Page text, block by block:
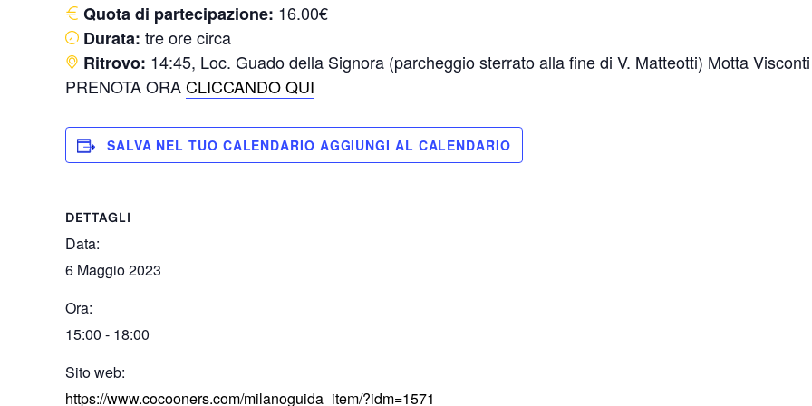
Quota di partecipazione: 16.00€
Durata: tre ore circa
Ritrovo: 14:45, Loc. Guado della Signora (parcheggio sterrato alla fine di V. Matteotti) Motta
PRENOTA ORACLICCANDO QUI
SALVA NEL TUO CALENDARIO
DETTAGLI
Data:
6 Maggio 2023
Ora:
15:00 - 18:00
Sito web:
https://www.cocooners.com/milanoguida_item/?idm=1571